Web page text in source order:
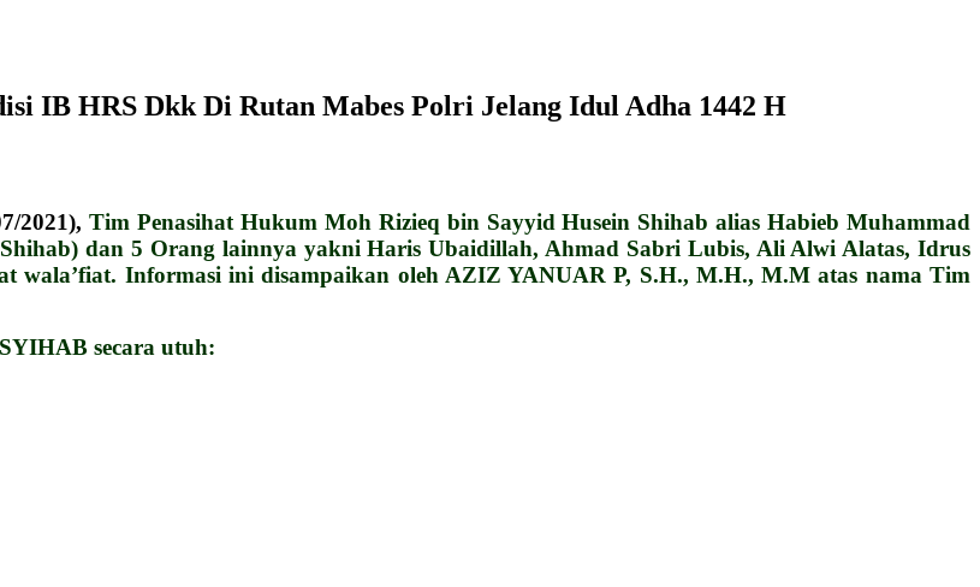
IB HRS Dkk Di Rutan Mabes Polri Jelang Idul Adha 1442 H
2021),Tim Penasihat Hukum Moh Rizieq bin Sayyid Husein Shihab alias Habieb Muhammad
dan 5 Orang lainnya yakni Haris Ubaidillah, Ahmad Sabri Lubis, Ali Alwi Alatas, Idrus
wala’fiat. Informasi ini disampaikan oleh AZIZ YANUAR P, S.H., M.H., M.M atas nama Tim
secara utuh: